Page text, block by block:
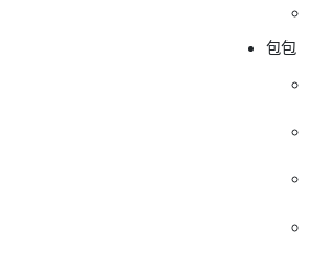
包包